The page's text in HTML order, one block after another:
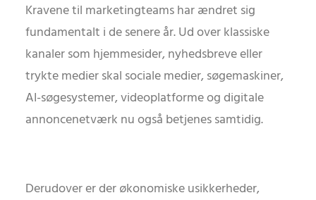
Kravene til marketingteams har ændret sig
fundamentalt i de senere år. Ud over klassiske
kanaler som hjemmesider, nyhedsbreve eller
trykte medier skal sociale medier, søgemaskiner,
AI-søgesystemer, videoplatforme og digitale
annoncenetværk nu også betjenes samtidig.
Derudover er der økonomiske usikkerheder,